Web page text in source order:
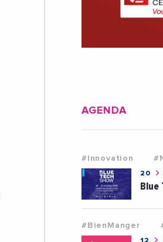
AGENDA
#Innovation
20
Blue
#BienManger